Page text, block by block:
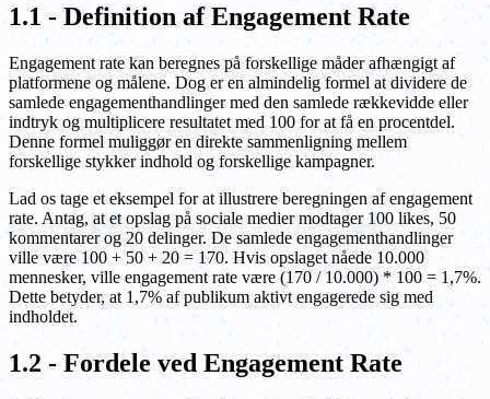
1.1 - Definition af Engagement Rate
Engagement rate kan beregnes på forskellige måder afhængigt af
platformene og målene. Dog er en almindelig formel at dividere de
samlede engagementhandlinger med den samlede rækkevidde eller
indtryk og multiplicere resultatet med 100 for at få en procentdel.
Denne formel muliggør en direkte sammenligning mellem
forskellige stykker indhold og forskellige kampagner.
Lad os tage et eksempel for at illustrere beregningen af engagement
rate. Antag, at et opslag på sociale medier modtager 100 likes, 50
kommentarer og 20 delinger. De samlede engagementhandlinger
ville være 100 + 50 + 20 = 170. Hvis opslaget nåede 10.000
mennesker, ville engagement rate være (170 / 10.000) * 100 = 1,7%.
Dette betyder, at 1,7% af publikum aktivt engagerede sig med
indholdet.
1.2 - Fordele ved Engagement Rate